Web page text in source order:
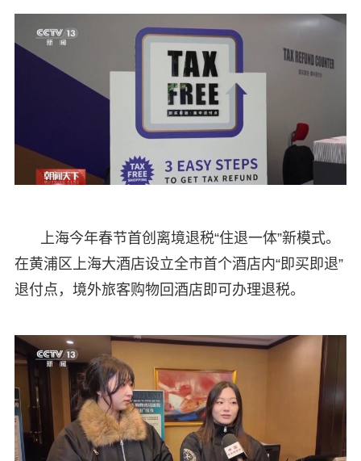
上海今年春节首创离境退税“住退一体”新模式。
在黄浦区上海大酒店设立全市首个酒店内“即买即退”
退付点，境外旅客购物回酒店即可办理退税。